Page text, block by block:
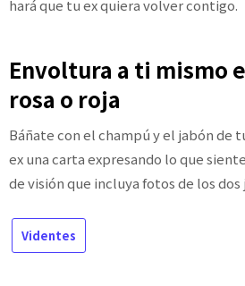
hará que tu ex quiera volver contigo.
Envoltura a ti mismo
rosa o roja
Báñate con el champú y el jabón de
ex una carta expresando lo que
de visión que incluya fotos de los
Videntes